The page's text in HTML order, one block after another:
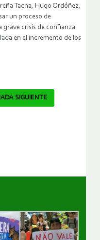
Tacna, Hugo Ordóñez,
un proceso de
crisis de confianza
en el incremento de los
SIGUIENTE